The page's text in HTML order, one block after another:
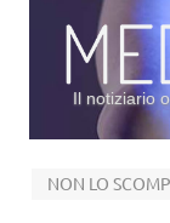
Il notiziario